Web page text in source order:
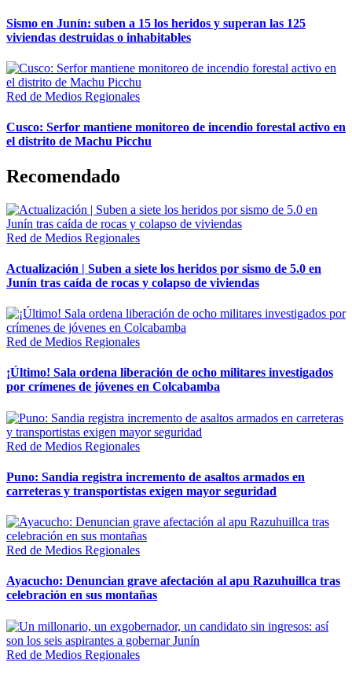
Sismo en Junín: suben a 15 los heridos y superan las 125
viviendas destruidas o inhabitables
Red de Medios Regionales
Cusco: Serfor mantiene monitoreo de incendio forestal activo en
el distrito de Machu Picchu
Recomendado
Red de Medios Regionales
Actualización | Suben a siete los heridos por sismo de 5.0 en
Junín tras caída de rocas y colapso de viviendas
Red de Medios Regionales
¡Último! Sala ordena liberación de ocho militares investigados
por crímenes de jóvenes en Colcabamba
Red de Medios Regionales
Puno: Sandia registra incremento de asaltos armados en
carreteras y transportistas exigen mayor seguridad
Red de Medios Regionales
Ayacucho: Denuncian grave afectación al apu Razuhuillca tras
celebración en sus montañas
Red de Medios Regionales